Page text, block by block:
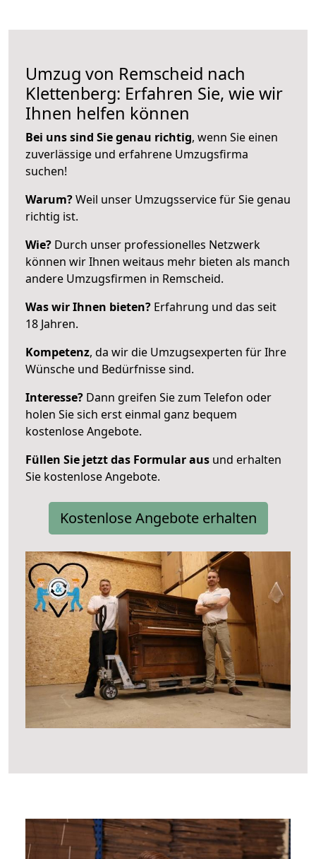
Umzug von Remscheid nach
Klettenberg: Erfahren Sie, wie wir
Ihnen helfen können
Bei uns sind Sie genau richtig, wenn Sie einen
zuverlässige und erfahrene Umzugsfirma
suchen!
Warum?Weil unser Umzugsservice für Sie genau
richtig ist.
Wie? Durch unser professionelles Netzwerk
können wir Ihnen weitaus mehr bieten als manch
andere Umzugsfirmen in Remscheid.
Was wir Ihnen bieten? Erfahrung und das seit
18 Jahren.
Kompetenz, da wir die Umzugsexperten für Ihre
Wünsche und Bedürfnisse sind.
Interesse? Dann greifen Sie zum Telefon oder
holen Sie sich erst einmal ganz bequem
kostenlose Angebote.
Füllen Sie jetzt das Formular aus und erhalten
Sie kostenlose Angebote.
Kostenlose Angebote erhalten